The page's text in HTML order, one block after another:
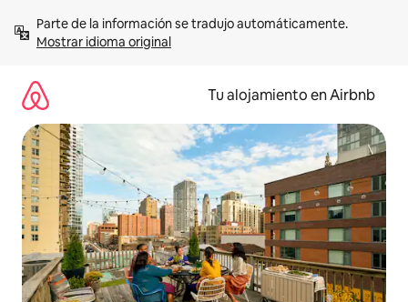
contenidoMostrar idioma original
Tu alojamiento en Airbnb